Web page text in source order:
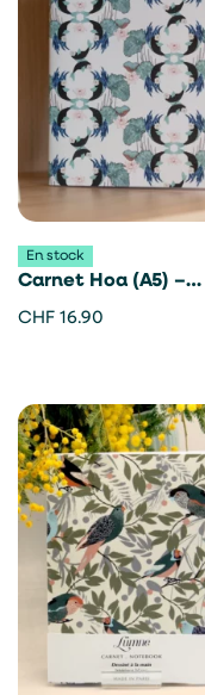
En stock
Carnet Hoa (A5) –
Lümne
CHF 16.90